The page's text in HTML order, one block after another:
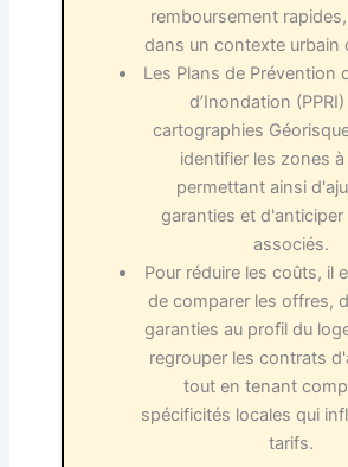
remboursement
dans un contexte urbain
Les Plans de Prévention
d’Inondation
cartographies
identifier les zones à
permettant ainsi
garanties et d'anticiper
associés.
Pour réduire les coûts, il
de comparer les offres,
garanties au profil du
regrouper les contrats
tout en tenant
spécificités locales qui
tarifs.